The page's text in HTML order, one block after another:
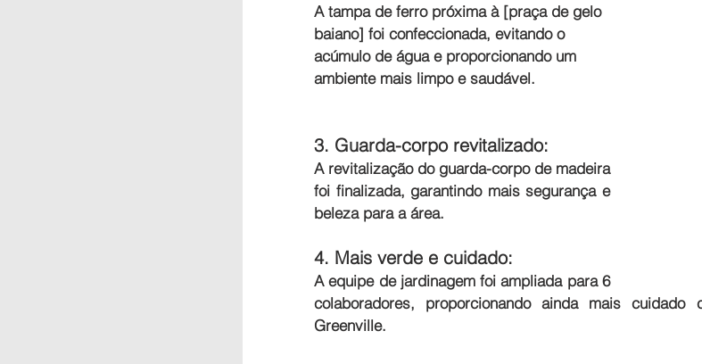
A tampa de ferro próxima à [praça de gelo
baiano] foi confeccionada, evitando o
acúmulo de água e proporcionando um
ambiente mais limpo e saudável.
3. Guarda-corpo revitalizado:
A revitalização do guarda-corpo de madeira
foi finalizada, garantindo mais segurança e
beleza para a área.
4. Mais verde e cuidado:
A equipe de jardinagem foi ampliada para 6
colaboradores, proporcionando ainda mais
Greenville.